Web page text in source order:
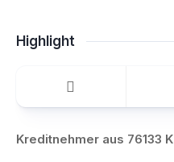
Highlight
Kreditnehmer aus 76133